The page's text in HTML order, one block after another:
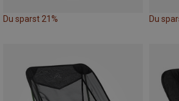
Du sparst 21% Du